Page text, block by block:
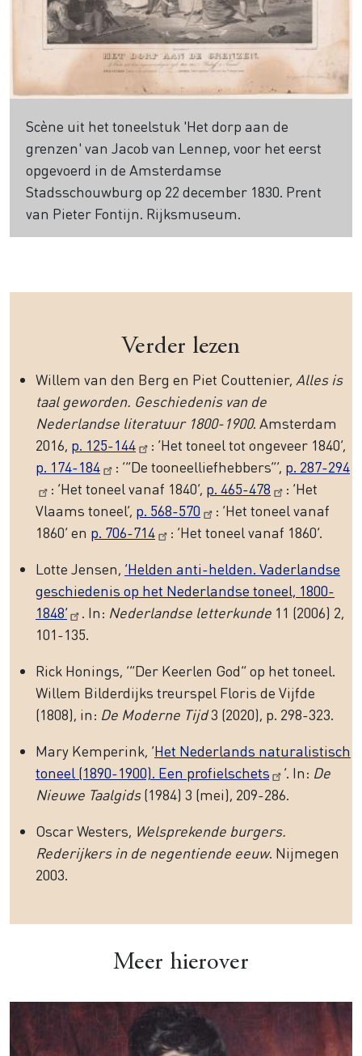
Scène uit het toneelstuk 'Het dorp aan de
grenzen' van Jacob van Lennep, voor het eerst
opgevoerd in de Amsterdamse
Stadsschouwburg op 22 december 1830. Prent
van Pieter Fontijn. Rijksmuseum.
Verder lezen
Willem van den Berg en Piet Couttenier, Alles is
taal geworden. Geschiedenis van de
Nederlandse literatuur 1800-1900. Amsterdam
2016, p. 125-144
: ‘Het toneel tot ongeveer 1840’,
p. 174-184
: ‘“De tooneelliefhebbers”’, p. 287-294
: ‘Het toneel vanaf 1840’, p. 465-478
: ‘Het
Vlaams toneel’, p. 568-570
: ‘Het toneel vanaf
1860’ en p. 706-714
: ‘Het toneel vanaf 1860’.
Lotte Jensen, ‘Helden anti-helden. Vaderlandse
geschiedenis op het Nederlandse toneel, 1800-
1848’
. In: Nederlandse letterkunde 11 (2006) 2,
101-135.
Rick Honings, ‘“Der Keerlen God” op het toneel.
Willem Bilderdijks treurspel Floris de Vijfde
(1808), in: De Moderne Tijd3 (2020), p. 298-323.
Mary Kemperink, ‘Het Nederlands naturalistisch
toneel (1890-1900). Een profielschets
’. In: De
Nieuwe Taalgids(1984) 3 (mei), 209-286.
Oscar Westers, Welsprekende burgers.
Rederijkers in de negentiende eeuw. Nijmegen
2003.
Meer hierover